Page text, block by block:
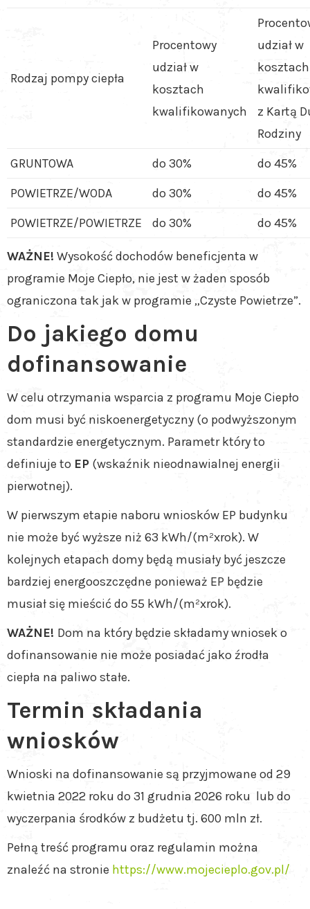
Rodzaj pompy ciepła
Procentowy
udział w
kosztach
kwalifikowanych
udział w
kosztach
z Kartą
Rodziny
GRUNTOWA
do 30%
do 45%
POWIETRZE/WODA
do 30%
do 45%
POWIETRZE/POWIETRZE
do 30% do 45%
WAŻNE! Wysokość dochodów beneficjenta w
programie Moje Ciepło, nie jest w żaden sposób
ograniczona tak jak w programie „Czyste Powietrze”.
Do jakiego domu
dofinansowanie
W celu otrzymania wsparcia z programu Moje Ciepło
dom musi być niskoenergetyczny (o podwyższonym
standardzie energetycznym. Parametr który to
definiuje to EP (wskaźnik nieodnawialnej energii
pierwotnej).
W pierwszym etapie naboru wniosków EP budynku
nie może być wyższe niż 63 kWh/(m²xrok). W
kolejnych etapach domy będą musiały być jeszcze
bardziej energooszczędne ponieważ EP będzie
musiał się mieścić do 55 kWh/(m²xrok).
WAŻNE! Dom na który będzie składamy wniosek o
dofinansowanie nie może posiadać jako źrodła
ciepła na paliwo stałe.
Termin składania
wniosków
Wnioski na dofinansowanie są przyjmowane od 29
kwietnia 2022 roku do 31 grudnia 2026 roku lub do
wyczerpania środków z budżetu tj. 600 mln zł.
Pełną treść programu oraz regulamin można
znaleźć na stronie https://www.mojecieplo.gov.pl/